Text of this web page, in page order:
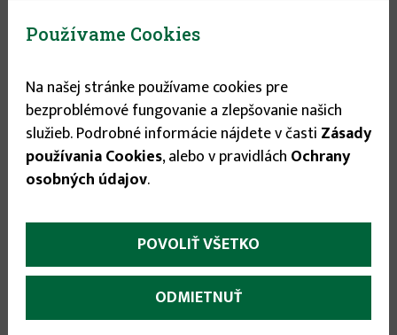
Stav tovaru: Na sklade
11.29 €

Používame Cookies
Na našej stránke používame cookies pre
bezproblémové fungovanie a zlepšovanie našich
služieb. Podrobné informácie nájdete v časti Zásady
používania Cookies, alebo v pravidlách Ochrany
osobných údajov.
POVOLIŤ VŠETKO
ODMIETNUŤ